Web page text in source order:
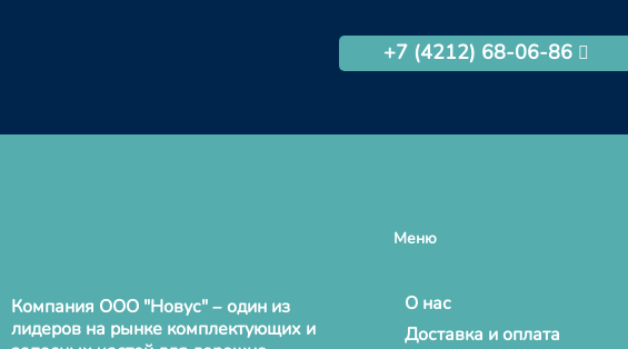
+7 (4212) 68-06-86
Компания ООО "Новус" – один из
лидеров на рынке комплектующих и
Меню
О нас
Доставка и оплата